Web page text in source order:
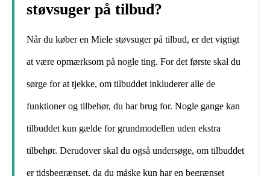
støvsuger på tilbud?
Når du køber en Miele støvsuger på tilbud, er det vigtigt
at være opmærksom på nogle ting. For det første skal du
sørge for at tjekke, om tilbuddet inkluderer alle de
funktioner og tilbehør, du har brug for. Nogle gange kan
tilbuddet kun gælde for grundmodellen uden ekstra
tilbehør. Derudover skal du også undersøge, om tilbuddet
er tidsbegrænset, da du måske kun har en begrænset